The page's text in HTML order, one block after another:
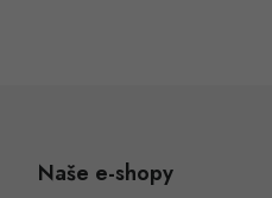
Naše e-shopy